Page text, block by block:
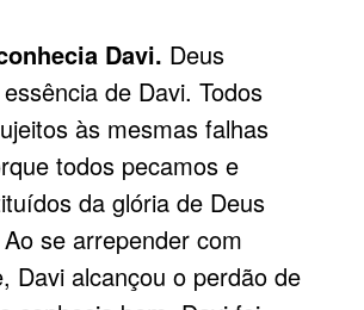
Davi. Deus
de Davi. Todos
às mesmas falhas
todos pecamos e
da glória de Deus
se arrepender com
Davi alcançou o perdão de